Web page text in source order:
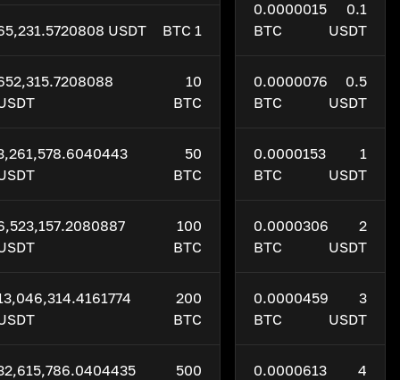
0.1
USDT
0.0000015
BTC
0.5
USDT
0.0000076
BTC
1
USDT
0.0000153
BTC
2
USDT
0.0000306
BTC
3
USDT
0.0000459
BTC
4
0.0000613
1 BTC
USDT
10
BTC
50
BTC
100
BTC
200
BTC
500